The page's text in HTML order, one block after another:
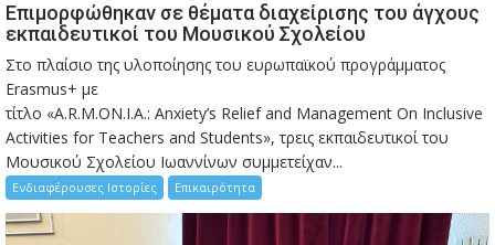
Eπιμορφώθηκαν σε θέματα διαχείρισης του άγχους
εκπαιδευτικοί του Μουσικού Σχολείου
Στο πλαίσιο της υλοποίησης του ευρωπαϊκού προγράμματος
Erasmus+ με
τίτλο «A.R.M.ON.I.A.: Anxiety’s Relief and Management On Inclusive
Activities for Teachers and Students», τρεις εκπαιδευτικοί του
Μουσικού Σχολείου Ιωαννίνων συμμετείχαν...
Ενδιαφέρουσες Ιστορίες Επικαιρότητα